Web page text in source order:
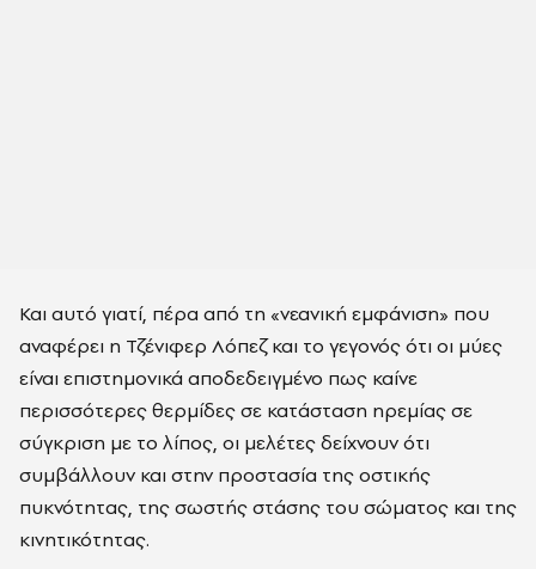
Και αυτό γιατί, πέρα από τη «νεανική εμφάνιση» που
αναφέρει η Τζένιφερ Λόπεζ και το γεγονός ότι οι μύες
είναι επιστημονικά αποδεδειγμένο πως καίνε
περισσότερες θερμίδες σε κατάσταση ηρεμίας σε
σύγκριση με το λίπος, οι μελέτες δείχνουν ότι
συμβάλλουν και στην προστασία της οστικής
πυκνότητας, της σωστής στάσης του σώματος και της
κινητικότητας.